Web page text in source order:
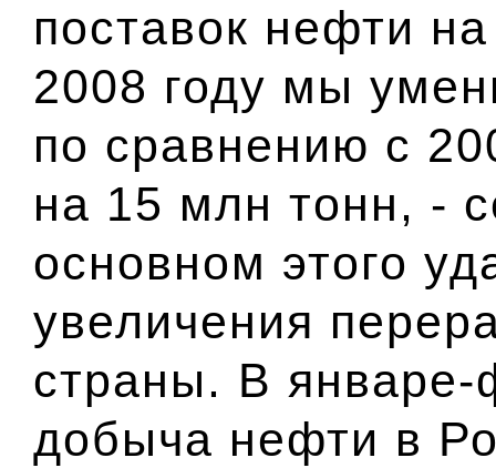
поставок нефти
2008 году мы
по сравнению с
на 15 млн тонн, -
основном этого
увеличения
страны. В январе-
добыча нефти в